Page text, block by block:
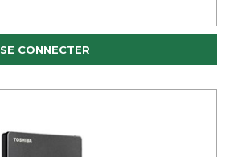
SE CONNECTER